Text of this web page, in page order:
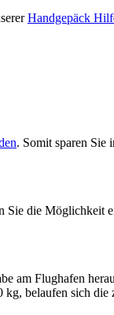
Handgepäck
. Somit sparen Sie
Sie die Möglichkeit
am Flughafen
belaufen sich die